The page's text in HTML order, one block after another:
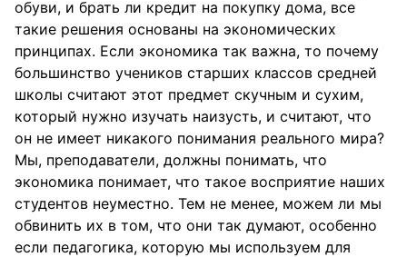
обуви, и брать ли кредит на покупку дома, все
такие решения основаны на экономических
принципах. Если экономика так важна, то почему
большинство учеников старших классов средней
школы считают этот предмет скучным и сухим,
который нужно изучать наизусть, и считают, что
он не имеет никакого понимания реального мира?
Мы, преподаватели, должны понимать, что
экономика понимает, что такое восприятие наших
студентов неуместно. Тем не менее, можем ли мы
обвинить их в том, что они так думают, особенно
если педагогика, которую мы используем для